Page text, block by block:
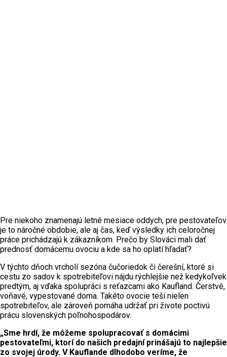
Pre niekoho znamenajú letné mesiace oddych, pre pestovateľov
je to náročné obdobie, ale aj čas, keď výsledky ich celoročnej
práce prichádzajú k zákazníkom. Prečo by Slováci mali dať
prednosť domácemu ovociu a kde sa ho oplatí hľadať?
V týchto dňoch vrcholí sezóna čučoriedok či čerešní, ktoré si
cestu zo sadov k spotrebiteľovi nájdu rýchlejšie než kedykoľvek
predtým, aj vďaka spolupráci s reťazcami ako Kaufland. Čerstvé,
voňavé, vypestované doma. Takéto ovocie teší nielen
spotrebiteľov, ale zároveň pomáha udržať pri živote poctivú
prácu slovenských poľnohospodárov.
„Sme hrdí, že môžeme spolupracovať s domácimi
pestovateľmi, ktorí do našich predajní prinášajú to najlepšie
zo svojej úrody. V Kauflande dlhodobo veríme, že